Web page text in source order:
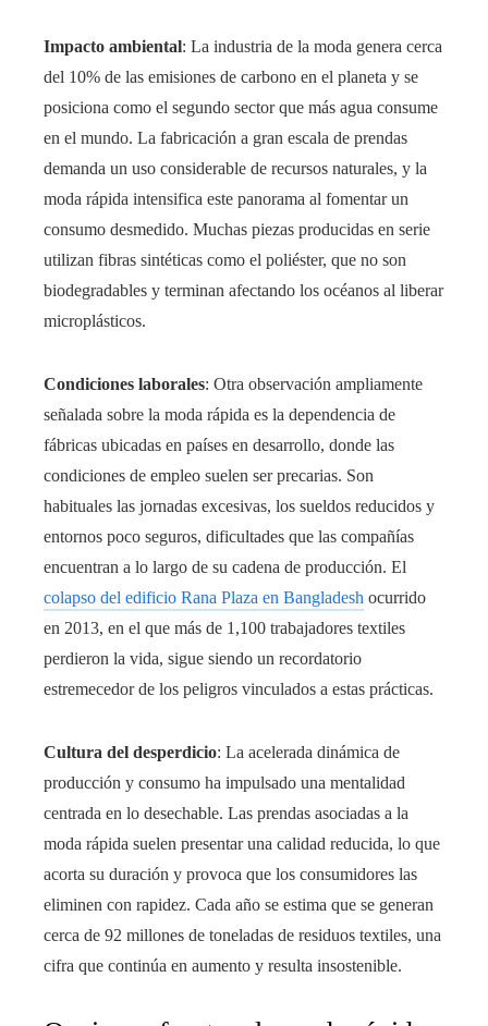
Impacto ambiental: La industria de la moda genera cerca
del 10% de las emisiones de carbono en el planeta y se
posiciona como el segundo sector que más agua consume
en el mundo. La fabricación a gran escala de prendas
demanda un uso considerable de recursos naturales, y la
moda rápida intensifica este panorama al fomentar un
consumo desmedido. Muchas piezas producidas en serie
utilizan fibras sintéticas como el poliéster, que no son
biodegradables y terminan afectando los océanos al liberar
microplásticos.
Condiciones laborales: Otra observación ampliamente
señalada sobre la moda rápida es la dependencia de
fábricas ubicadas en países en desarrollo, donde las
condiciones de empleo suelen ser precarias. Son
habituales las jornadas excesivas, los sueldos reducidos y
entornos poco seguros, dificultades que las compañías
encuentran a lo largo de su cadena de producción. El
colapso del edificio Rana Plaza en Bangladesh ocurrido
en 2013, en el que más de 1,100 trabajadores textiles
perdieron la vida, sigue siendo un recordatorio
estremecedor de los peligros vinculados a estas prácticas.
Cultura del desperdicio: La acelerada dinámica de
producción y consumo ha impulsado una mentalidad
centrada en lo desechable. Las prendas asociadas a la
moda rápida suelen presentar una calidad reducida, lo que
acorta su duración y provoca que los consumidores las
eliminen con rapidez. Cada año se estima que se generan
cerca de 92 millones de toneladas de residuos textiles, una
cifra que continúa en aumento y resulta insostenible.